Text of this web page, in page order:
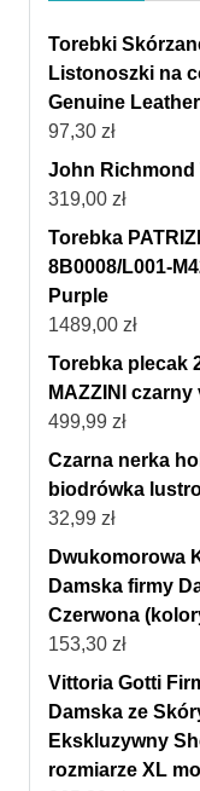
Torebki
Listonoszki na
Genuine
97,30 zł
John Richmond
319,00 zł
Torebka
8B0008/L001-
Purple
1489,00 zł
Torebka plecak
MAZZINI czarny
499,99 zł
Czarna nerka
biodrówka
32,99 zł
Dwukomorowa
Damska firmy
Czerwona
153,30 zł
Vittoria Gotti
Damska ze
Ekskluzywny
rozmiarze XL